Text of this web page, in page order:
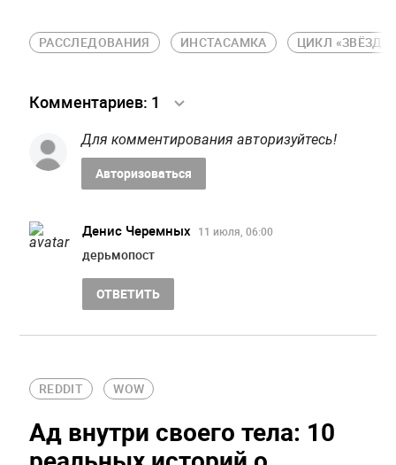
РАССЛЕДОВАНИЯ ИНСТАСАМКА ЦИКЛ
Комментариев: 1
Для комментирования авторизуйтесь!
Авторизоваться
Денис Черемных 11 июля, 06:00
дерьмопост
ОТВЕТИТЬ
REDDIT WOW
Ад внутри своего тела: 10